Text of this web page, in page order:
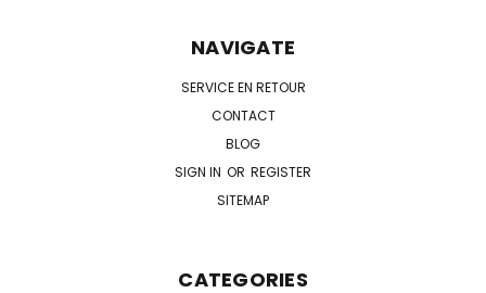
NAVIGATE
SERVICE EN RETOUR
CONTACT
BLOG
SIGN IN OR REGISTER
SITEMAP
CATEGORIES